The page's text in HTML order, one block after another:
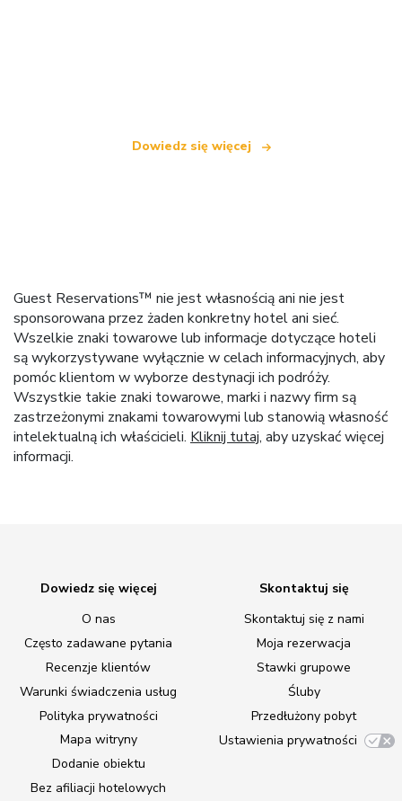
Dowiedz się więcej
Guest Reservations™ nie jest własnością ani nie jest
sponsorowana przez żaden konkretny hotel ani sieć.
Wszelkie znaki towarowe lub informacje dotyczące hoteli
są wykorzystywane wyłącznie w celach informacyjnych, aby
pomóc klientom w wyborze destynacji ich podróży.
Wszystkie takie znaki towarowe, marki i nazwy firm są
zastrzeżonymi znakami towarowymi lub stanowią własność
intelektualną ich właścicieli. Kliknij tutaj, aby uzyskać więcej
informacji.
Dowiedz się więcej
O nas
Często zadawane pytania
Recenzje klientów
Warunki świadczenia usług
Polityka prywatności
Mapa witryny
Dodanie obiektu
Bez afiliacji hotelowych
Skontaktuj się
Skontaktuj się z nami
Moja rezerwacja
Stawki grupowe
Śluby
Przedłużony pobyt
Ustawienia prywatności